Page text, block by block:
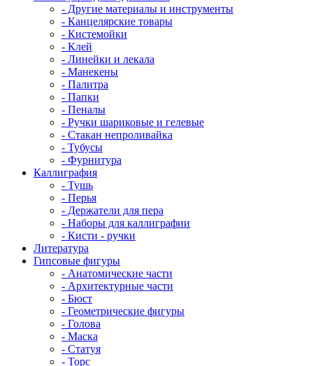
- Другие материалы и инструменты
- Канцелярские товары
- Кистемойки
- Клей
- Линейки и лекала
- Манекены
- Палитра
- Папки
- Пеналы
- Ручки шариковые и гелевые
- Стакан непроливайка
- Тубусы
- Фурнитура
Каллиграфия
- Тушь
- Перья
- Держатели для пера
- Наборы для каллиграфии
- Кисти - ручки
Литература
Гипсовые фигуры
- Анатомические части
- Архитектурные части
- Бюст
- Геометрические фигуры
- Голова
- Маска
- Статуя
- Торс